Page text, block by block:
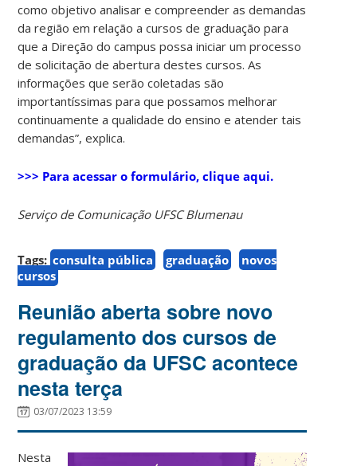
como objetivo analisar e compreender as demandas
da região em relação a cursos de graduação para
que a Direção do campus possa iniciar um processo
de solicitação de abertura destes cursos. As
informações que serão coletadas são
importantíssimas para que possamos melhorar
continuamente a qualidade do ensino e atender tais
demandas”, explica.
>>> Para acessar o formulário, clique aqui.
Serviço de Comunicação UFSC Blumenau
Tags: consulta pública graduação
novos
cursos
Reunião aberta sobre novo
regulamento dos cursos de
graduação da UFSC acontece
nesta terça
03/07/2023 13:59
Nesta